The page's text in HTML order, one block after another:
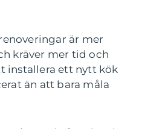
är mer
kräver mer tid och
installera ett nytt kök
än att bara måla